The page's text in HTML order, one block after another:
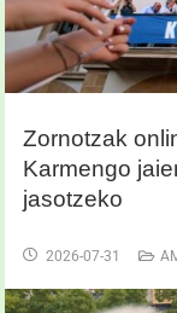
Zornotzak
Karmengo
jasotzeko
2026-07-31